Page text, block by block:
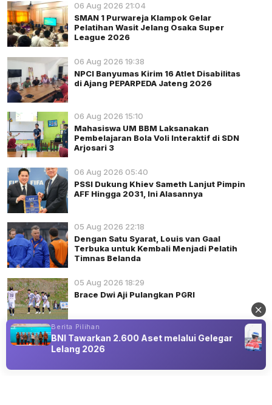
06 Aug 2026 21:04
SMAN 1 Purwareja Klampok Gelar
Pelatihan Wasit Jelang Osaka Super
League 2026
06 Aug 2026 19:38
NPCI Banyumas Kirim 16 Atlet Disabilitas
di Ajang PEPARPEDA Jateng 2026
06 Aug 2026 15:10
Mahasiswa UM BBM Laksanakan
Pembelajaran Bola Voli Interaktif di SDN
Arjosari 3
06 Aug 2026 05:40
PSSI Dukung Khiev Sameth Lanjut Pimpin
AFF Hingga 2031, Ini Alasannya
05 Aug 2026 22:18
Dengan Satu Syarat, Louis van Gaal
Terbuka untuk Kembali Menjadi Pelatih
Timnas Belanda
05 Aug 2026 18:29
Brace Dwi Aji Pulangkan PGRI
Berita Pilihan
BNI Tawarkan 2.600 Aset melalui Gelegar
Lelang 2026